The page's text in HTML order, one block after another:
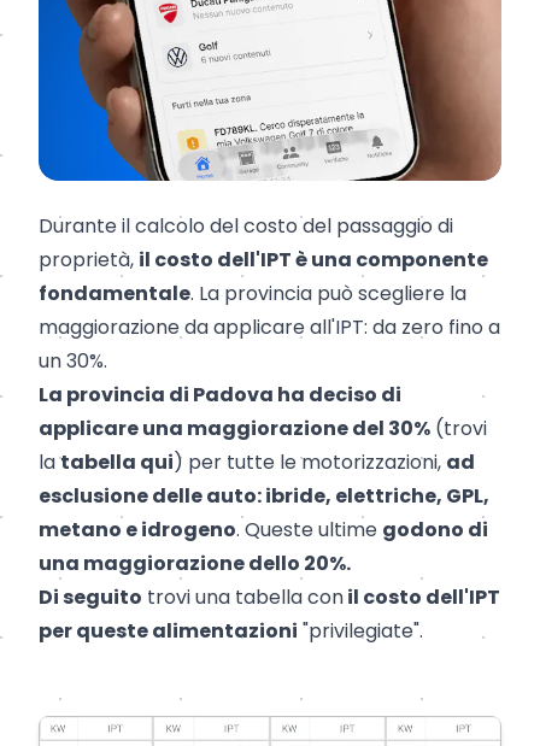
Durante il calcolo del costo del passaggio di
proprietà, il costo dell'IPT è una componente
fondamentale. La provincia può scegliere la
maggiorazione da applicare all'IPT: da zero fino a
un 30%.
La provincia di Padova ha deciso di
applicare una maggiorazione del 30% (trovi
latabella qui) per tutte le motorizzazioni, ad
esclusione delle auto: ibride, elettriche, GPL,
metano e idrogeno. Queste ultime godono di
una maggiorazione dello 20%.
Di seguito trovi una tabella conil costo dell'IPT
per queste alimentazioni "privilegiate".